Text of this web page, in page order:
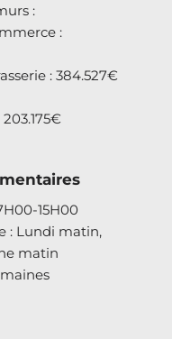
:
:
: 384.527€
15H00
: Lundi matin,
matin